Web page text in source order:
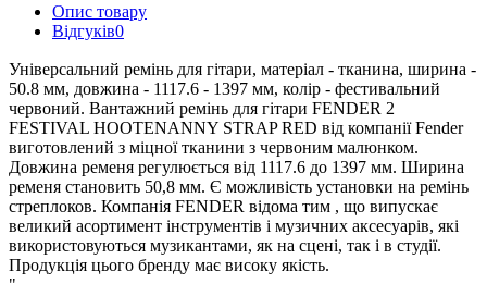
Опис товару
Відгуків0
Універсальний ремінь для гітари, матеріал - тканина, ширина -
50.8 мм, довжина - 1117.6 - 1397 мм, колір - фестивальний
червоний. Вантажний ремінь для гітари FENDER 2
FESTIVAL HOOTENANNY STRAP RED від компанії Fender
виготовлений з міцної тканини з червоним малюнком.
Довжина ременя регулюється від 1117.6 до 1397 мм. Ширина
ременя становить 50,8 мм. Є можливість установки на ремінь
стреплоков. Компанія FENDER відома тим , що випускає
великий асортимент інструментів і музичних аксесуарів, які
використовуються музикантами, як на сцені, так і в студії.
Продукція цього бренду має високу якість.